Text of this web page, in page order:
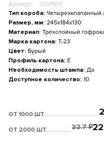
Артикул:
c007573
Тип короба: Четырехклапанный
Размер, мм: 245x184x130
Материал: Трехслойный
Марка картона: Т-23
Цвет: Бурый
Профиль картона: E
Необходимость штампа: Да
Доступное количество: 10
ОТ 1000 ШТ.
ОТ 2000 ШТ. 22.7₽